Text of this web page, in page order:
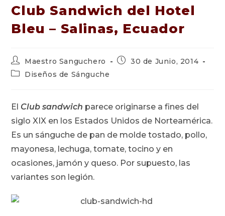
Club Sandwich del Hotel
Bleu – Salinas, Ecuador
Autor
de
la
Maestro Sanguchero
Publicación
30 de Junio, 2014
Categoría
entrada:
Diseños de Sánguche
El Club sandwich parece originarse a fines del
siglo XIX en los Estados Unidos de Norteamérica.
Es un sánguche de pan de molde tostado, pollo,
mayonesa, lechuga, tomate, tocino y en
ocasiones, jamón y queso. Por supuesto, las
variantes son legión.